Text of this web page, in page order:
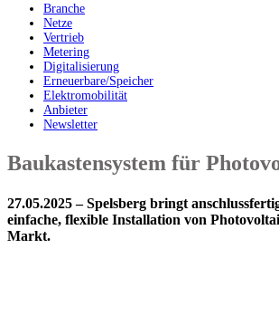
Branche
Netze
Vertrieb
Metering
Digitalisierung
Erneuerbare/Speicher
Elektromobilität
Anbieter
Newsletter
Baukastensystem für
27.05.2025 – Spelsberg bringt
einfache, flexible Installation von
Markt.